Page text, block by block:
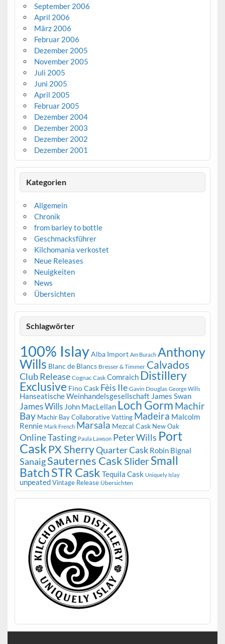
September 2006
April 2006
März 2006
Februar 2006
Dezember 2005
November 2005
Juli 2005
Juni 2005
April 2005
Februar 2005
Dezember 2004
Dezember 2003
Dezember 2002
Dezember 2001
Kategorien
Allgemein
Chronik
from barley to bottle
Geschmacksführer
Kilchomania verkostet
Neue Releases
Neuigkeiten
News
Übersichten
Schlagwörter
100% IslayAlba Import Am Burach Anthony
Wills Blanc de Blancs Bresser & Timmer Calvados
Club Release Cognac Cask Comraich Distillery
Exclusive Fino Cask Fèis Ile Gavin Douglas George Wills
Hanseatische Weinhandelsgesellschaft James Swan
James Wills John MacLellan Loch Gorm Machir
Bay Machir Bay Collaborative Vatting Madeira Malcolm
Rennie Mark French Marsala Mezcal Cask New Oak
Online Tasting Paula Lawson Peter Wills Port
Cask PX SherryQuarter Cask Robin Bignal
SanaigSauternes CaskSliderSmall
BatchSTR Cask Tequila Cask Uniquely Islay
unpeatedVintage Release Übersichten